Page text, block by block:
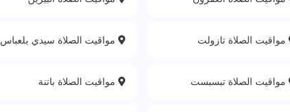
مواقيت الصلاة تازولت مواقيت الصلاة سيدي بلعباس
مواقيت الصلاة تبسبست مواقيت الصلاة باتنة‎